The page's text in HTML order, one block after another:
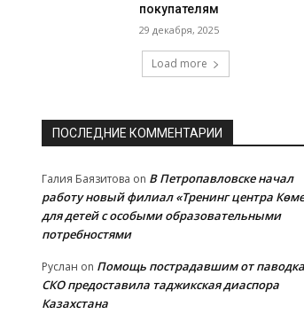
покупателям
29 декабря, 2025
Load more
ПОСЛЕДНИЕ КОММЕНТАРИИ
Галия Баязитова on В Петропавловске начал
работу новый филиал «Тренинг центра
для детей с особыми образовательными
потребностями
Руслан on Помощь пострадавшим от
СКО предоставила таджикская диаспора
Казахстана